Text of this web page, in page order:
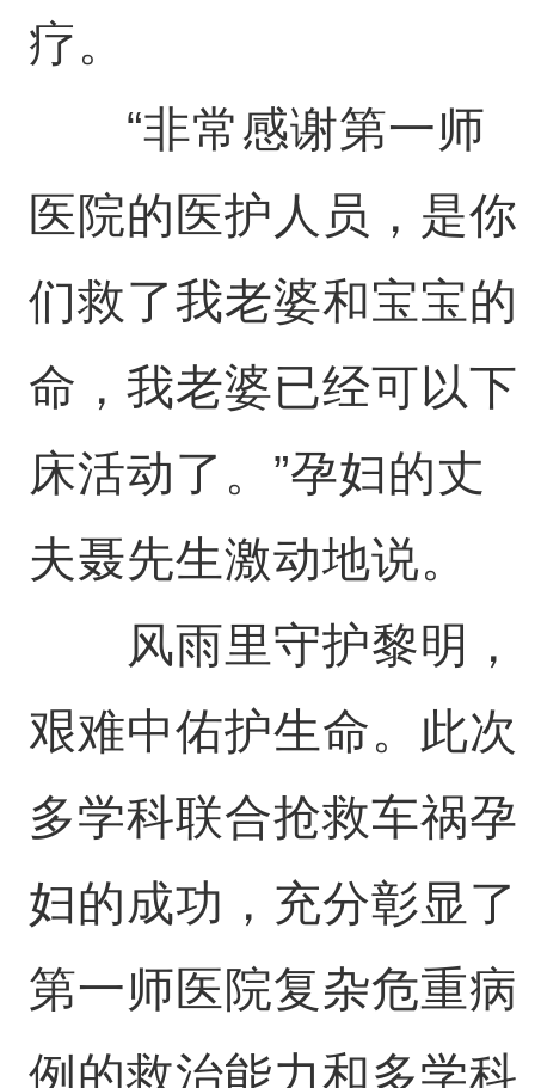
疗。
“非常感谢第一师
医院的医护人员，是你
们救了我老婆和宝宝的
命，我老婆已经可以下
床活动了。”孕妇的丈
夫聂先生激动地说。
风雨里守护黎明，
艰难中佑护生命。此次
多学科联合抢救车祸孕
妇的成功，充分彰显了
第一师医院复杂危重病
例的救治能力和多学科